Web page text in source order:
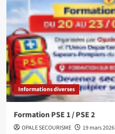
Informations diverses
Formation PSE 1 / PSE 2
OPALE SECOURISME 19 mars 2026